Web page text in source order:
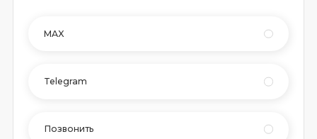
MAX
Telegram
Позвонить